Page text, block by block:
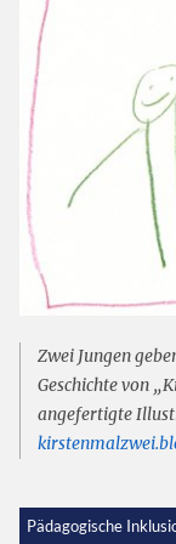
Zwei Jungen
Geschichte von
angefertigte
Pädagogische